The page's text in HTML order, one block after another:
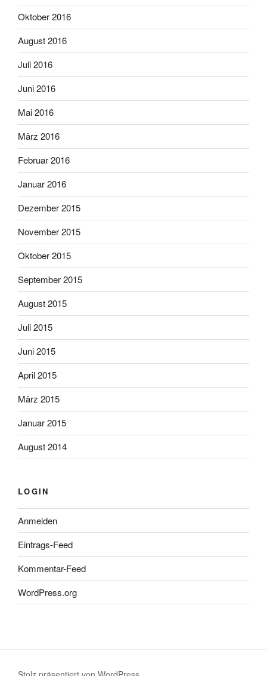
Oktober 2016
August 2016
Juli 2016
Juni 2016
Mai 2016
März 2016
Februar 2016
Januar 2016
Dezember 2015
November 2015
Oktober 2015
September 2015
August 2015
Juli 2015
Juni 2015
April 2015
März 2015
Januar 2015
August 2014
LOGIN
Anmelden
Eintrags-Feed
Kommentar-Feed
WordPress.org